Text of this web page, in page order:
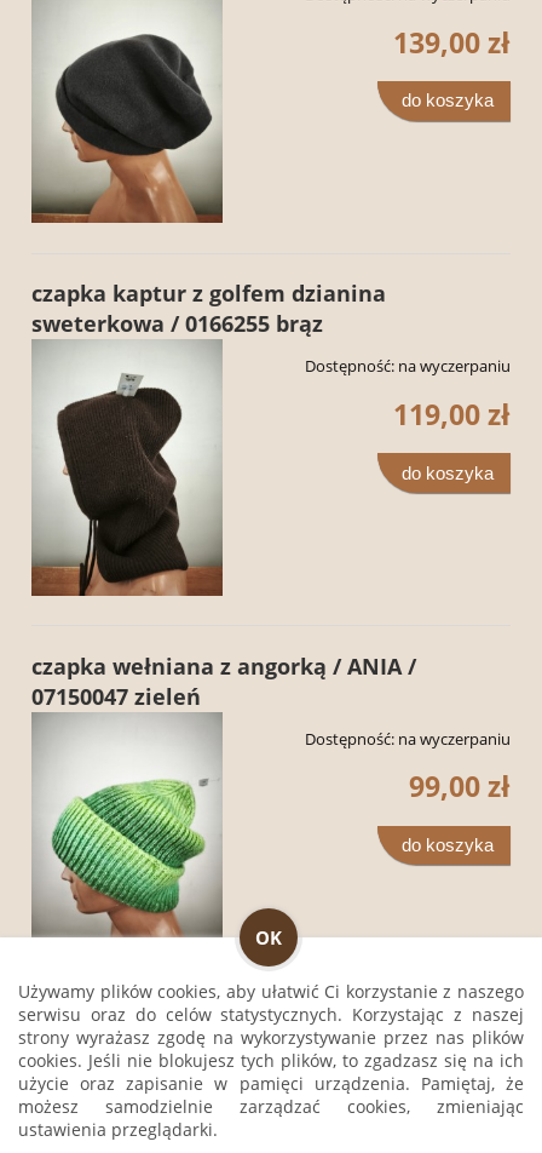
139,00 zł
do koszyka
czapka kaptur z golfem dzianina
sweterkowa / 0166255 brąz
Dostępność: na wyczerpaniu
119,00 zł
do koszyka
czapka wełniana z angorką / ANIA /
07150047 zieleń
Dostępność: na wyczerpaniu
99,00 zł
do koszyka
lekka czapka z angory turban 1036010 biało
czarny
Dostępność:na wyczerpaniu
Używamy plików cookies, aby ułatwić Ci korzystanie z naszego
serwisu oraz do celów statystycznych. Korzystając z naszej
strony wyrażasz zgodę na wykorzystywanie przez nas plików
cookies. Jeśli nie blokujesz tych plików, to zgadzasz się na ich
użycie oraz zapisanie w pamięci urządzenia. Pamiętaj, że
możesz samodzielnie zarządzać cookies, zmieniając
ustawienia przeglądarki.
OK